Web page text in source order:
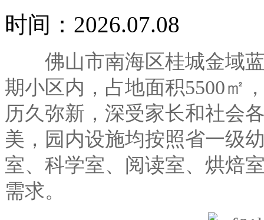
时间：2026.07.08
佛山市南海区桂城金域蓝
期小区内，占地面积5500㎡
历久弥新，深受家长和社会
美，园内设施均按照省一级
室、科学室、阅读室、烘焙
需求。